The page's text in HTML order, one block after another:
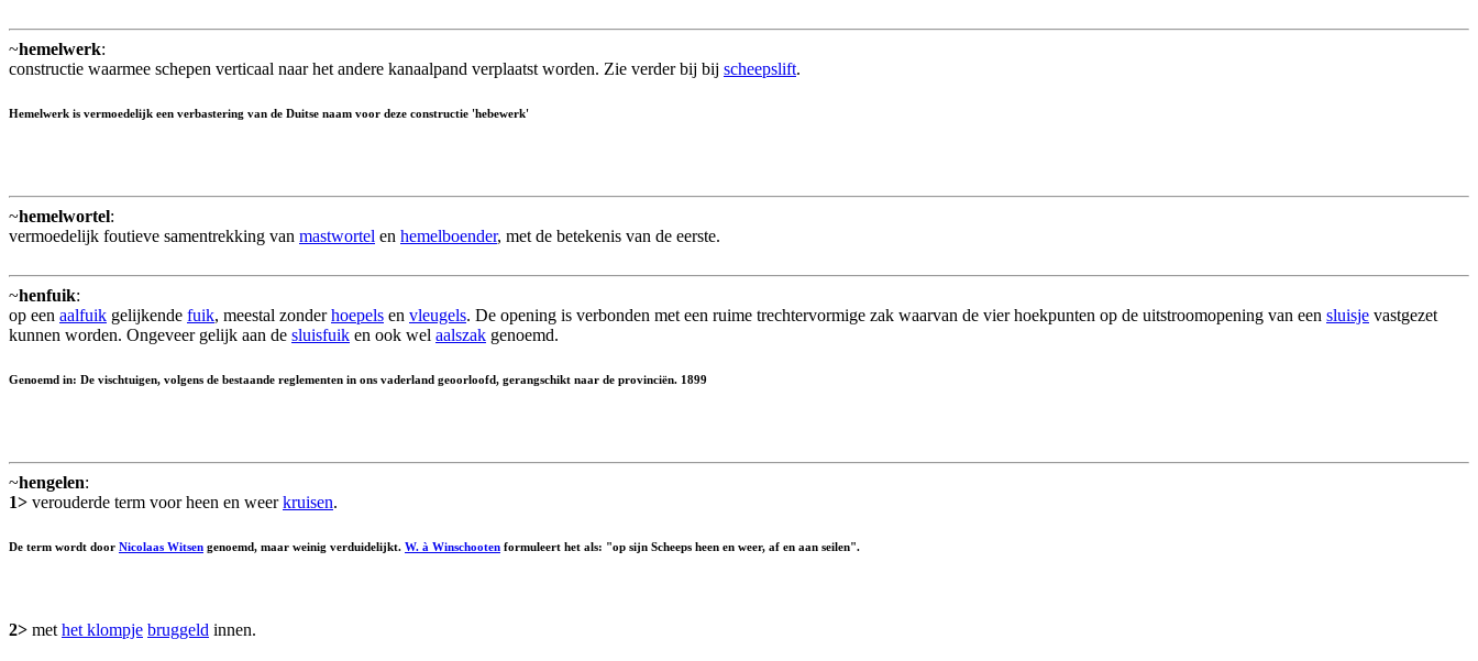
~hemelwerk:
constructie waarmee schepen verticaal naar het andere kanaalpand verplaatst worden. Zie verder bij bij scheepslift.
Hemelwerk is vermoedelijk een verbastering van de Duitse naam voor deze constructie 'hebewerk'
~hemelwortel:
vermoedelijk foutieve samentrekking van mastwortel en hemelboender, met de betekenis van de eerste.
~henfuik:
op een aalfuik gelijkende fuik, meestal zonderhoepels en vleugels. De opening is verbonden met een ruime trechtervormige zak waarvan de vier hoekpunten op de uitstroomopening van een sluisje vastgezet
kunnen worden. Ongeveer gelijk aan de sluisfuik en ook wel aalszak genoemd.
Genoemd in: De vischtuigen, volgens de bestaande reglementen in ons vaderland geoorloofd, gerangschikt naar de provinciën. 1899
~hengelen:
1> verouderde term voor heen en weerkruisen.
De term wordt door Nicolaas Witsen genoemd, maar weinig verduidelijkt. W. à Winschooten formuleert het als: "op sijn Scheeps heen en weer, af en aan seilen".
2> met het klompje bruggeld innen.